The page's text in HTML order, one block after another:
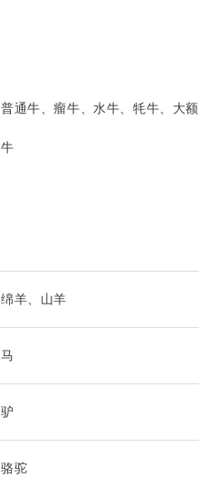
普通牛、瘤牛、水牛、牦牛、大额
牛
绵羊、山羊
马
驴
骆驼